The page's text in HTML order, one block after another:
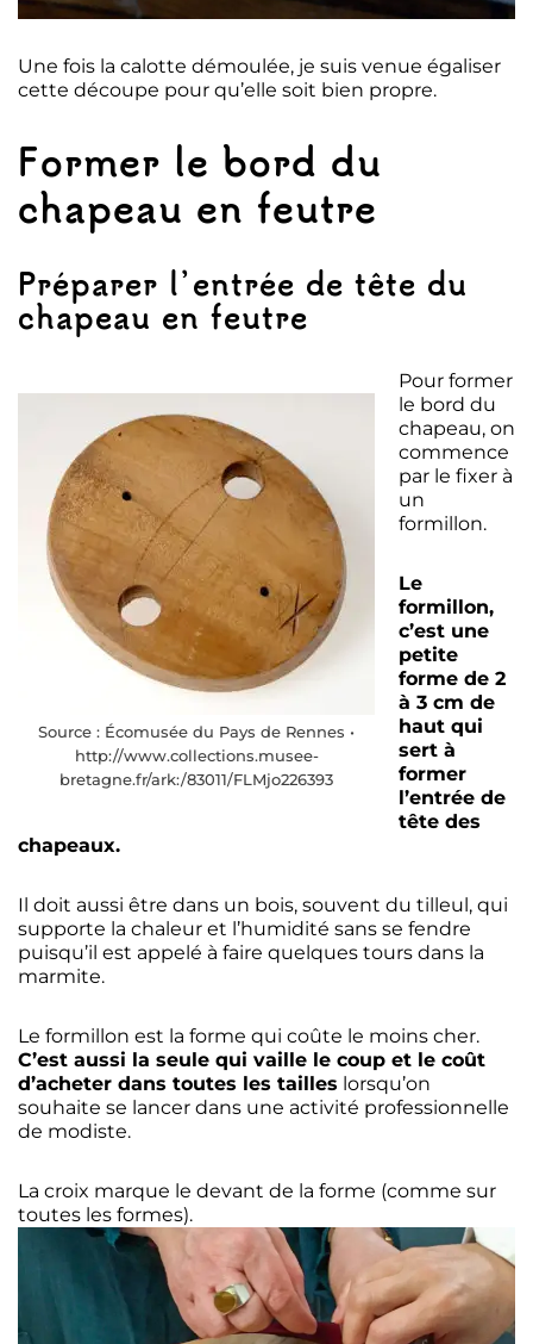
Une fois la calotte démoulée, je suis venue égaliser
cette découpe pour qu’elle soit bien propre.
Former le bord du
chapeau en feutre
Préparer l’entrée de tête du
chapeau en feutre
Source : Écomusée du Pays de Rennes •
http://www.collections.musee-
bretagne.fr/ark:/83011/FLMjo226393
Pour former
le bord du
chapeau, on
commence
par le fixer à
un
formillon.
Le
formillon,
c’est une
petite
forme de 2
à 3 cm de
haut qui
sert à
former
l’entrée de
tête des
chapeaux.
Il doit aussi être dans un bois, souvent du tilleul, qui
supporte la chaleur et l’humidité sans se fendre
puisqu’il est appelé à faire quelques tours dans la
marmite.
Le formillon est la forme qui coûte le moins cher.
C’est aussi la seule qui vaille le coup et le coût
d’acheter dans toutes les tailles lorsqu’on
souhaite se lancer dans une activité professionnelle
de modiste.
La croix marque le devant de la forme (comme sur
toutes les formes).